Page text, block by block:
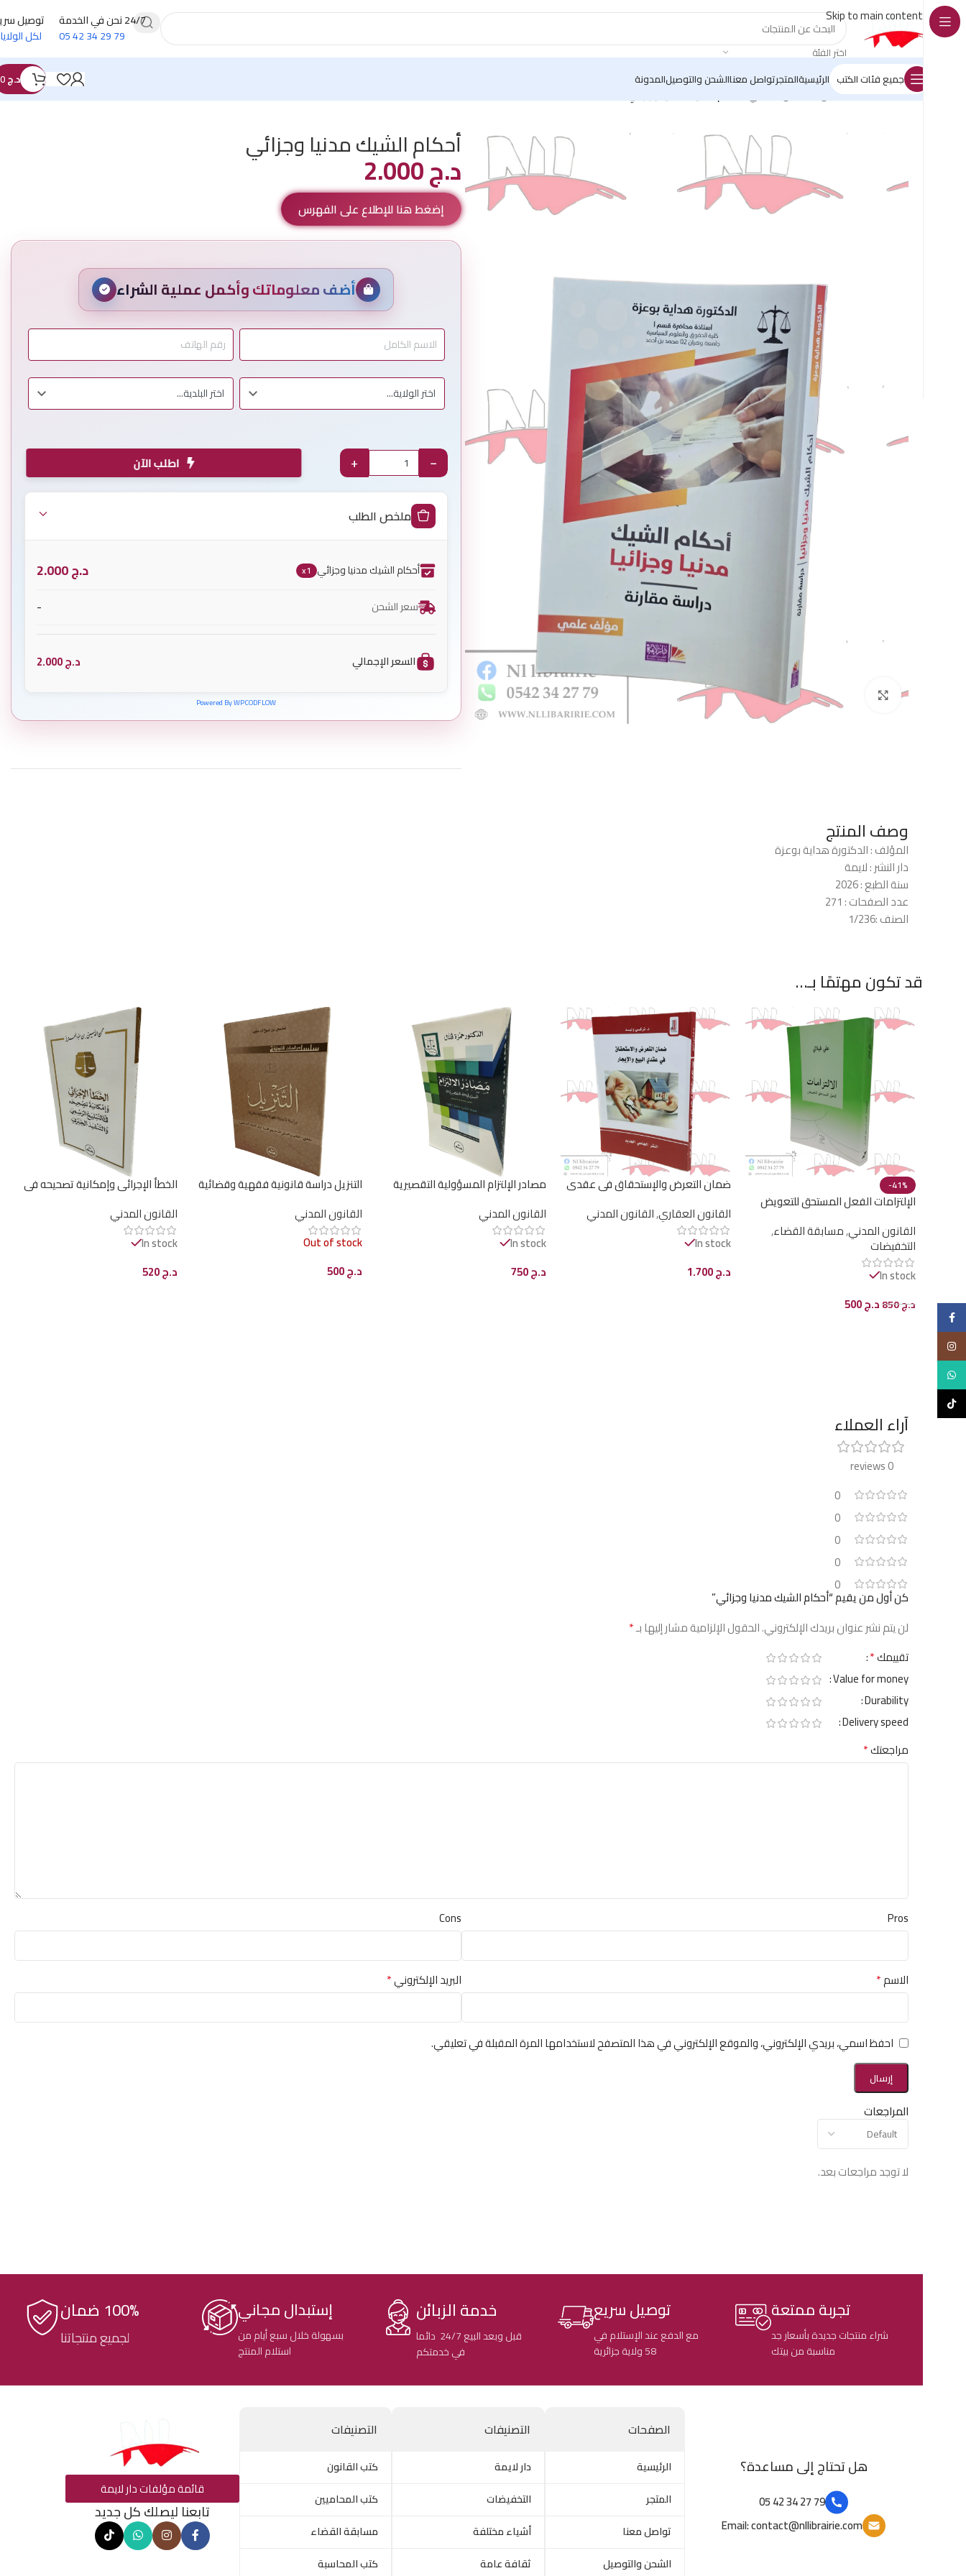
Skip to main content
اختر الفئة
24/7 نحن في الخدمة
79 29 34 42 05
توصيل
لكل
جميع فئات الكتب الرئيسيةالمتجرتواصل معناالشحن والتوصيلالمدونة د.ج
الرئيسية/كتب القانون
Click to enlarge
أحكام الشيك مدنيا وجزائي
د.ج
إضغط هنا للإطلاع على الفهرس
أضف معلوماتك وأكمل عملية الشراء
−
+ اطلب الآن
ملخص الطلب
أحكام الشيك مدنيا وجزائي x1 د.ج
سعر الشحن -
السعر الإجمالي د.ج
Powered By WPCODFLOW
وصف المنتج
المؤلف : الدكتورة هداية بوعزة
دار النشر : لايمة
سنة الطبع : 2026
عدد الصفحات : 271
الصنف :1/236
قد تكون مهتمًا بـ…
-41%
الإلتزامات الفعل المستحق للتعويض
القانون المدني,مسابقة القضاء,
التخفيضات
In stock
د.ج850 د.ج
ضمان التعرض والإستحقاق في عقدي
القانون العقاري,القانون المدني
In stock
د.ج
مصادر الإلتزام المسؤولية التقصيرية
القانون المدني
In stock
د.ج
التنزيل دراسة قانونية فقهية وقضائية
القانون المدني
Out of stock
د.ج500
الخطأ الإجرائي وإمكانية تصحيحه في
HM054
القانون المدني
In stock
د.ج520
آراء العملاء
0 reviews
0
0
0
0
0
المراجعات
لا توجد مراجعات بعد.
كن أول من يقيم “أحكام الشيك مدنيا وجزائي”
لن يتم نشر عنوان بريدك الإلكتروني.الحقول الإلزامية مشار إليها بـ*
تقييمك*
Value for money
Durability
Delivery speed
مراجعتك*
Pros
Cons
الاسم* البريد الإلكتروني*
احفظ اسمي، بريدي الإلكتروني، والموقع الإلكتروني في هذا المتصفح لاستخدامها المرة المقبلة في تعليقي.
تجربة ممتعة
شراء منتجات جديدة بأسعار جد
مناسبة من بيتك
توصيل سريع
مع الدفع عند الإستلام في
58 ولاية جزائرية
خدمة الزبائن
قبل وبعد البيع 24/7 دائما
في خدمتكم
إستبدال مجاني
بسهولة خلال سبع أيام من
استلام المنتج
100% ضمان
لجميع منتجاتنا
هل تحتاج إلى مساعدة؟
79 27 34 42 05
Email: contact@nllibrairie.com
الصفحات
الرئيسية
المتجر
تواصل معنا
الشحن والتوصيل
التصنيفات
دار لايمة
التخفيضات
أشياء مختلفة
ثقافة عامة
التصنيفات
كتب القانون
كتب المحاميين
مسابقة القضاء
كتب المحاسبة
قائمة مؤلفات دار لايمة
تابعنا ليصلك كل جديد
Facebook